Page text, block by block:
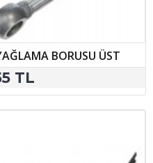
BORUSU ÜST
TL